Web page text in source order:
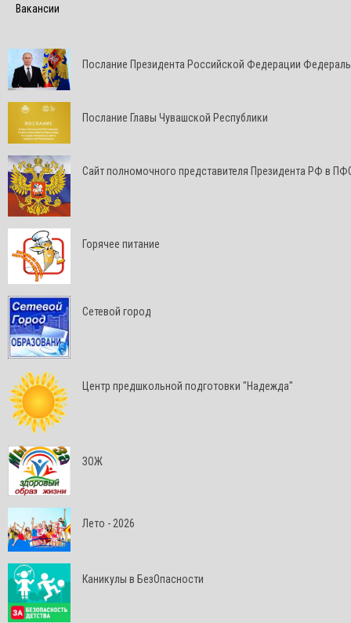
Вакансии
Послание Президента Российской Федерации
Послание Главы Чувашской Республики
Cайт полномочного представителя Президента РФ в
Горячее питание
Сетевой город
Центр предшкольной подготовки "Надежда"
ЗОЖ
Лето - 2026
Каникулы в БезОпасности